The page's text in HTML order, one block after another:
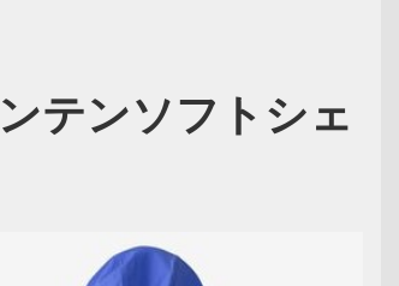
テンソフトシェ